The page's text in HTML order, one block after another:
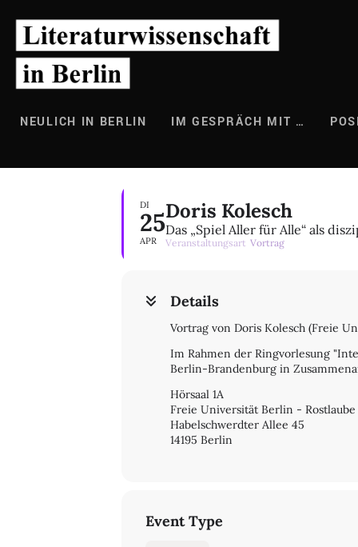
Inhalt
springen
NEULICH IN BERLIN IM GESPRÄCH MIT …
DI
25
APR
Doris Kolesch
Das „Spiel Aller für Alle“ als
Veranstaltungsart Vortrag
Details
Vortrag von Doris Kolesch (Freie
Im Rahmen der Ringvorlesung
Berlin-Brandenburg in
Hörsaal 1A
Freie Universität Berlin - Rostlaube
Habelschwerdter Allee 45
14195 Berlin
Event Type